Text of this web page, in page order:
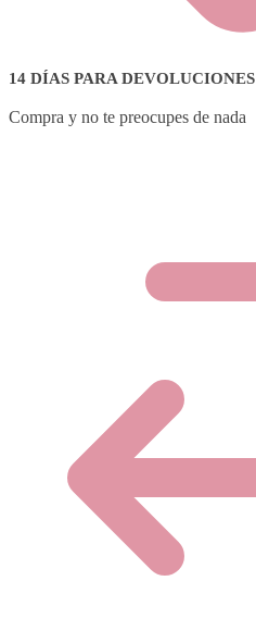
14 DÍAS PARA DEVOLUCIONES
Compra y no te preocupes de nada